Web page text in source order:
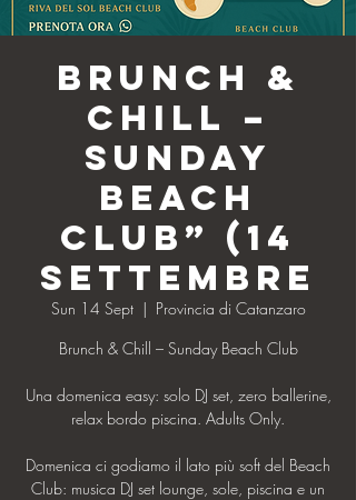
Brunch &
Chill –
Sunday
Beach
Club” (14
settembre
Sun 14 Sept
  |
Provincia di Catanzaro
Brunch & Chill – Sunday Beach Club
Una domenica easy: solo DJ set, zero ballerine,
relax bordo piscina. Adults Only.
Domenica ci godiamo il lato più soft del Beach
Club: musica DJ set lounge, sole, piscina e un